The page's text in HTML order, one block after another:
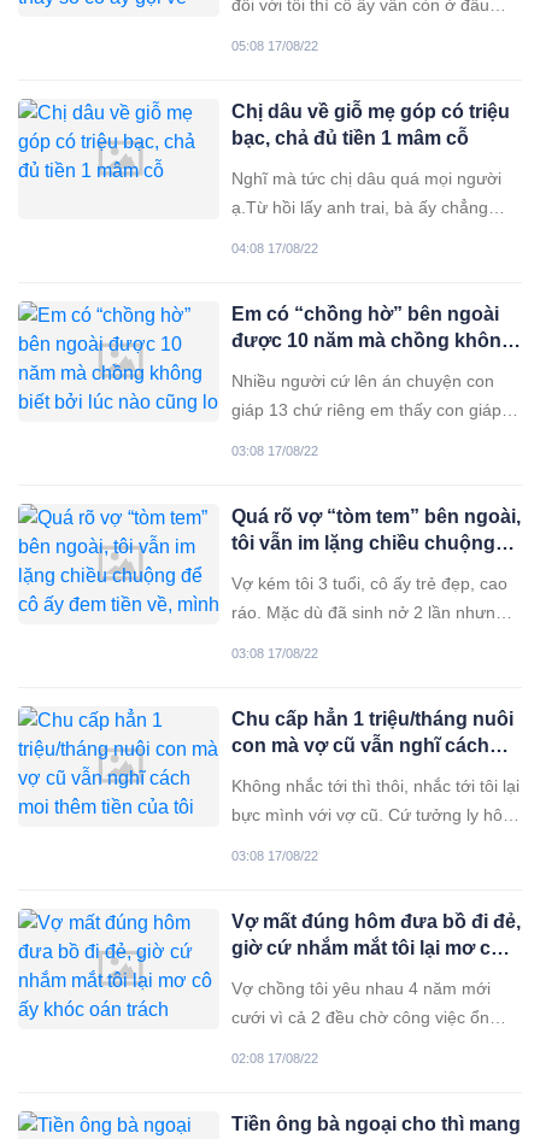
đối với tôi thì cô ấy vẫn còn ở đâu
cũng 12 tuổi, thằng em kém chị nó 3
năm. Vợ tôi làm
05:08 17/08/22
Chị dâu về giỗ mẹ góp có triệu
bạc, chả đủ tiền 1 mâm cỗ
Nghĩ mà tức chị dâu quá mọi người
ạ.Từ hồi lấy anh trai, bà ấy chẳng
sống.Mấy năm trước anh chị cũng
vay mượn mua được căn chung cư
trên đó. Hai người xác
04:08 17/08/22
Em có “chồng hờ” bên ngoài
được 10 năm mà chồng không
phận vợ hiền
Nhiều người cứ lên án chuyện con
giáp 13 chứ riêng em thấy con giáp
thì ngoài ra mình cũng phải có 1
khoảng không gian riêng của mình
chứ. Nói
03:08 17/08/22
Quá rõ vợ “tòm tem” bên ngoài,
tôi vẫn im lặng chiều chuộng
vất vả
Vợ kém tôi 3 tuổi, cô ấy trẻ đẹp, cao
ráo. Mặc dù đã sinh nở 2 lần nhưng
quanh đều phải công nhận. Có vợ
đẹp, ban đầu tôi
03:08 17/08/22
Chu cấp hẳn 1 triệu/tháng nuôi
con mà vợ cũ vẫn nghĩ cách
Không nhắc tới thì thôi, nhắc tới tôi lại
bực mình với vợ cũ. Cứ tưởng ly hôn
Internet Cách đây 3 năm tôi ngoại
tình. Nói thật đàn ông có
03:08 17/08/22
Vợ mất đúng hôm đưa bồ đi đẻ,
giờ cứ nhắm mắt tôi lại mơ cô
Vợ chồng tôi yêu nhau 4 năm mới
cưới vì cả 2 đều chờ công việc ổn
này không còn yêu thương vợ thì hãy
02:08 17/08/22
Tiền ông bà ngoại cho thì mang